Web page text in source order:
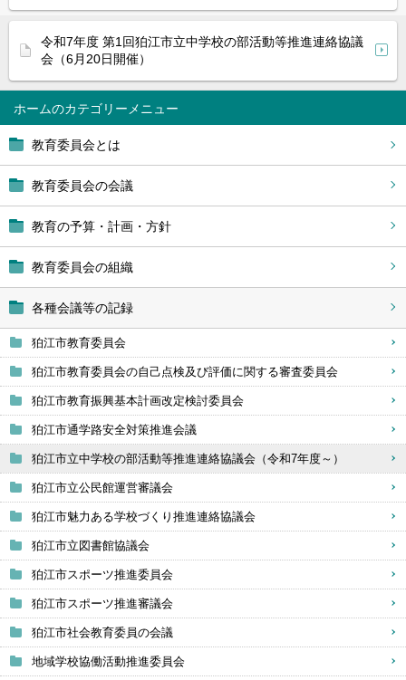
ホーム
教育委員会とは
教育委員会の会議
教育の予算・計画・方針
教育委員会の組織
各種会議等の記録
狛江市教育委員会
狛江市教育委員会の自己点検及び評価に関する審査委員会
狛江市教育振興基本計画改定検討委員会
狛江市通学路安全対策推進会議
狛江市立中学校の部活動等推進連絡協議会（令和7年度～）
狛江市立公民館運営審議会
狛江市魅力ある学校づくり推進連絡協議会
狛江市立図書館協議会
狛江市スポーツ推進委員会
狛江市スポーツ推進審議会
狛江市社会教育委員の会議
地域学校協働活動推進委員会
令和7年度 第1回狛江市立中学校の部活動等推進連絡協議
会（6月20日開催）